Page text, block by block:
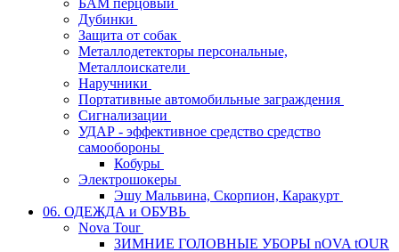
Дубинки
Защита от собак
Металлодетекторы персональные,
Металлоискатели
Наручники
Портативные автомобильные заграждения
Сигнализации
УДАР - эффективное средство средство
самообороны
Кобуры
Электрошокеры
Эшу Мальвина, Скорпион, Каракурт
06. ОДЕЖДА и ОБУВЬ
Nova Tour
ЗИМНИЕ ГОЛОВНЫЕ УБОРЫ nOVA tOUR